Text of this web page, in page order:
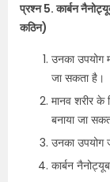
प्रश्न 5. कार्बन
कठिन)
उनका उपयोग
जा सकता है।
मानव शरीर
बनाया जा
उनका उपयोग
कार्बन